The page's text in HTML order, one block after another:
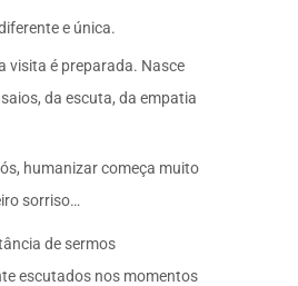
e única.
visita é preparada. Nasce
da escuta, da empatia
humanizar começa muito
sorriso…
de sermos
escutados nos momentos